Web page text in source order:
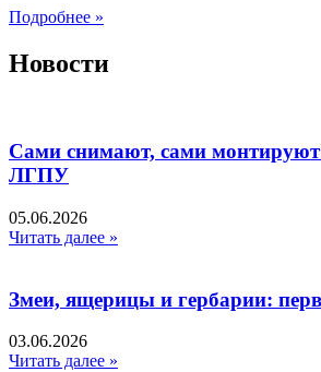
Подробнее »
Новости
Сами снимают, сами
ЛГПУ​
05.06.2026
Читать далее »
Змеи, ящерицы и гербарии:
03.06.2026
Читать далее »